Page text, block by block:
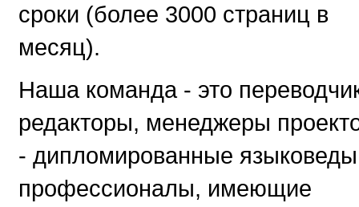
сроки (более 3000 страниц в
месяц).
Наша команда - это
редакторы, менеджеры
- дипломированные языковеды
профессионалы, имеющие